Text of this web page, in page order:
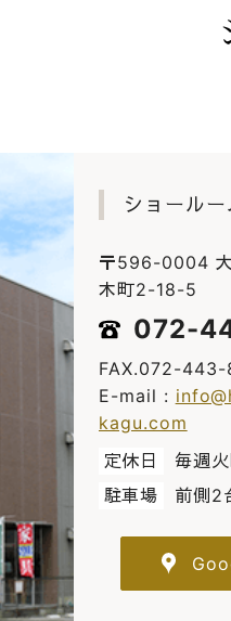
ショールー
〒596-0004
木町2-18-5
072-
FAX.072-443-
E-mail :
kagu.com
定休日
毎週
駐車場
前側2